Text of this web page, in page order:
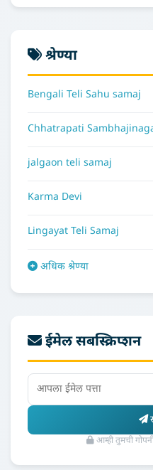
श्रेण्या
Bengali Teli Sahu samaj
Chhatrapati
jalgaon teli samaj
Karma Devi
Lingayat Teli Samaj
अधिक श्रेण्या
ईमेल सबस्क्रिप्शन
आम्ही तुमची